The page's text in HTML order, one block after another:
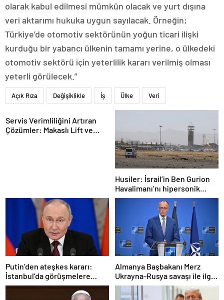
olarak kabul edilmesi mümkün olacak ve yurt dışına
veri aktarımı hukuka uygun sayılacak. Örneğin;
Türkiye’de otomotiv sektörünün yoğun ticari ilişki
kurduğu bir yabancı ülkenin tamamı yerine, o ülkedeki
otomotiv sektörü için yeterlilik kararı verilmiş olması
yeterli görülecek.”
Açık Rıza Değişiklikle İş Ülke Veri
Servis Verimliliğini Artıran
Çözümler: Makaslı Lift ve
Husiler: İsrail’in Ben Gurion
Havalimanı’nı hipersonik
füzeyle hedef aldık
Putin’den ateşkes kararı:
İstanbul’da görüşmelere
başlamayı öneriyoruz
Almanya Başbakanı Merz
Ukrayna-Rusya savaşı ile ilgili
konuştu: “Top Moskova’nın
sahasında”